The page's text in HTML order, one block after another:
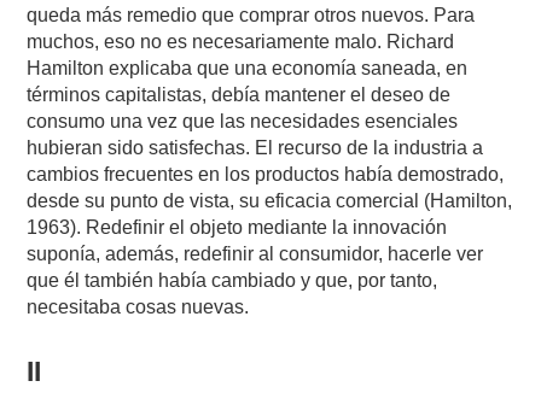
queda más remedio que comprar otros nuevos. Para
muchos, eso no es necesariamente malo. Richard
Hamilton explicaba que una economía saneada, en
términos capitalistas, debía mantener el deseo de
consumo una vez que las necesidades esenciales
hubieran sido satisfechas. El recurso de la industria a
cambios frecuentes en los productos había demostrado,
desde su punto de vista, su eficacia comercial (Hamilton,
1963). Redefinir el objeto mediante la innovación
suponía, además, redefinir al consumidor, hacerle ver
que él también había cambiado y que, por tanto,
necesitaba cosas nuevas.
II